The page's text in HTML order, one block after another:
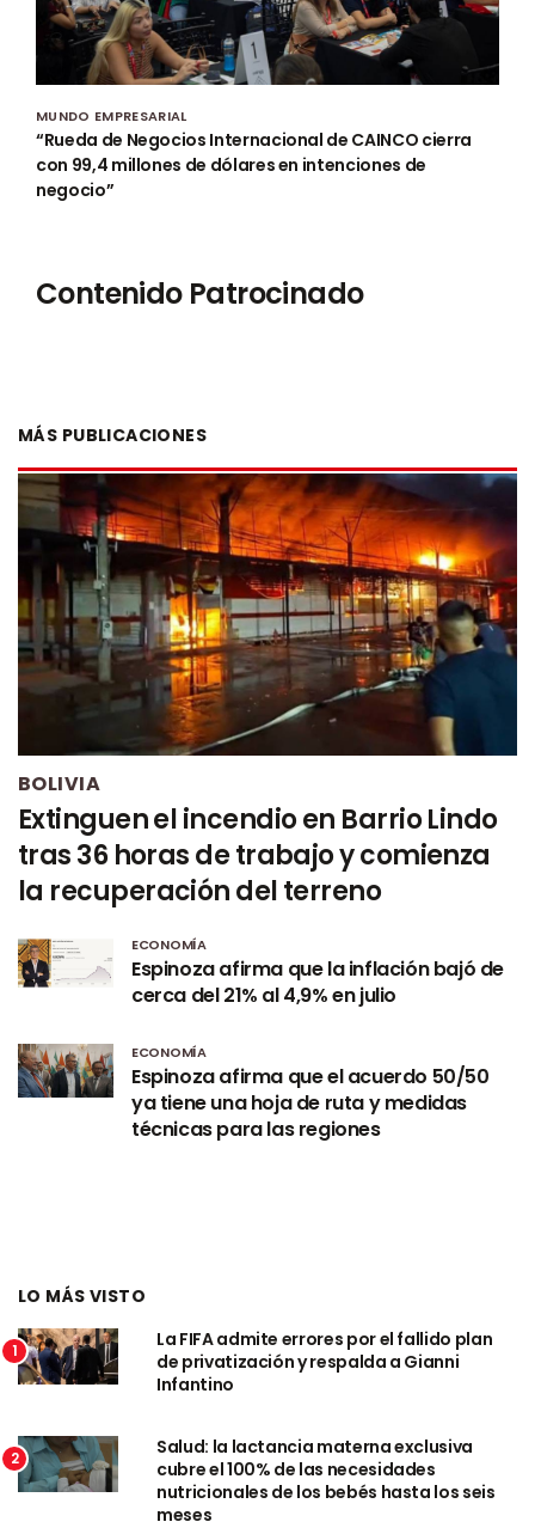
MUNDO EMPRESARIAL
“Rueda de Negocios Internacional de CAINCO cierra
con 99,4 millones de dólares en intenciones de
negocio”
Contenido Patrocinado
MÁS PUBLICACIONES
BOLIVIA
Extinguen el incendio en Barrio Lindo
tras 36 horas de trabajo y comienza
la recuperación del terreno
ECONOMÍA
Espinoza afirma que la inflación bajó de
cerca del 21% al 4,9% en julio
ECONOMÍA
Espinoza afirma que el acuerdo 50/50
ya tiene una hoja de ruta y medidas
técnicas para las regiones
LO MÁS VISTO
1
La FIFA admite errores por el fallido plan
de privatización y respalda a Gianni
Infantino
2
Salud: la lactancia materna exclusiva
cubre el 100% de las necesidades
nutricionales de los bebés hasta los seis
meses